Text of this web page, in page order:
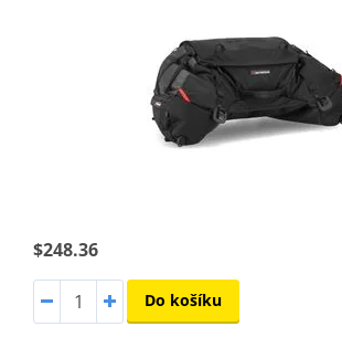
$248.36
Do košíku